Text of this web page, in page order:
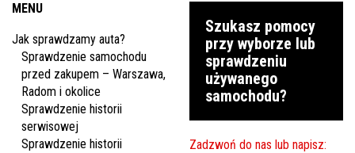
MENU
Jak sprawdzamy auta?
Sprawdzenie samochodu
przed zakupem – Warszawa,
Radom i okolice
Sprawdzenie historii
serwisowej
Sprawdzenie historii
Szukasz pomocy
przy wyborze lub
sprawdzeniu
używanego
samochodu?
Zadzwoń do nas lub napisz: